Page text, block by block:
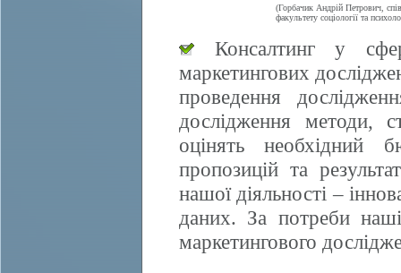
(Горбачик Андрій Петрович,
факультету соціології та
Консалтинг у
маркетингових
проведення
дослідження методи,
оцінять необхідний
пропозицій та
нашої діяльності –
даних. За потреби
маркетингового